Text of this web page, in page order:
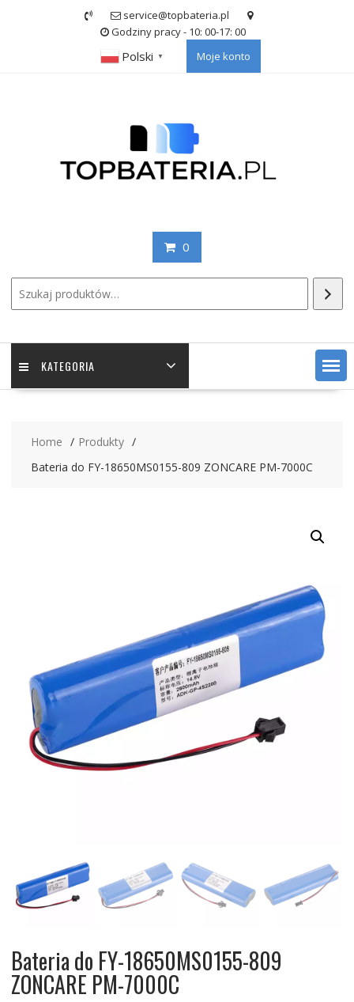
service@topbateria.pl
Godziny pracy - 10: 00-17: 00
Polski ▼ Moje konto
0
KATEGORIA
Home
Produkty
Bateria do FY-18650MS0155-809 ZONCARE PM-7000C
Bateria do FY-18650MS0155-809
ZONCARE PM-7000C